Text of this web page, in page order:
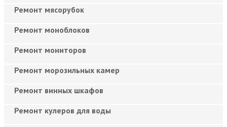
Ремонт мясорубок
Ремонт моноблоков
Ремонт мониторов
Ремонт морозильных камер
Ремонт винных шкафов
Ремонт кулеров для воды